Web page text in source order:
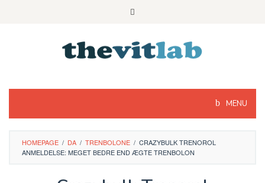
MENU
HOMEPAGE / DA / TRENBOLONE / CRAZYBULK TRENOROL
ANMELDELSE: MEGET BEDRE END ÆGTE TRENBOLON